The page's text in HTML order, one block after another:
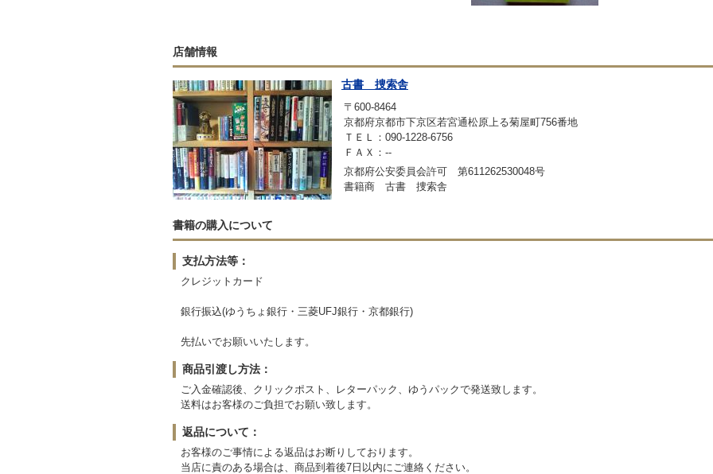
店舗情報
古書 捜索舎
〒600-8464
京都府京都市下京区若宮通松原上る菊屋町756番地
ＴＥＬ：090-1228-6756
ＦＡＸ：--
京都府公安委員会許可 第611262530048号
書籍商 古書 捜索舎
書籍の購入について
支払方法等：
クレジットカード
銀行振込(ゆうちょ銀行・三菱UFJ銀行・京都銀行)
先払いでお願いいたします。
商品引渡し方法：
ご入金確認後、クリックポスト、レターパック、ゆうパックで発送致します。
送料はお客様のご負担でお願い致します。
返品について：
お客様のご事情による返品はお断りしております。
当店に責のある場合は、商品到着後7日以内にご連絡ください。